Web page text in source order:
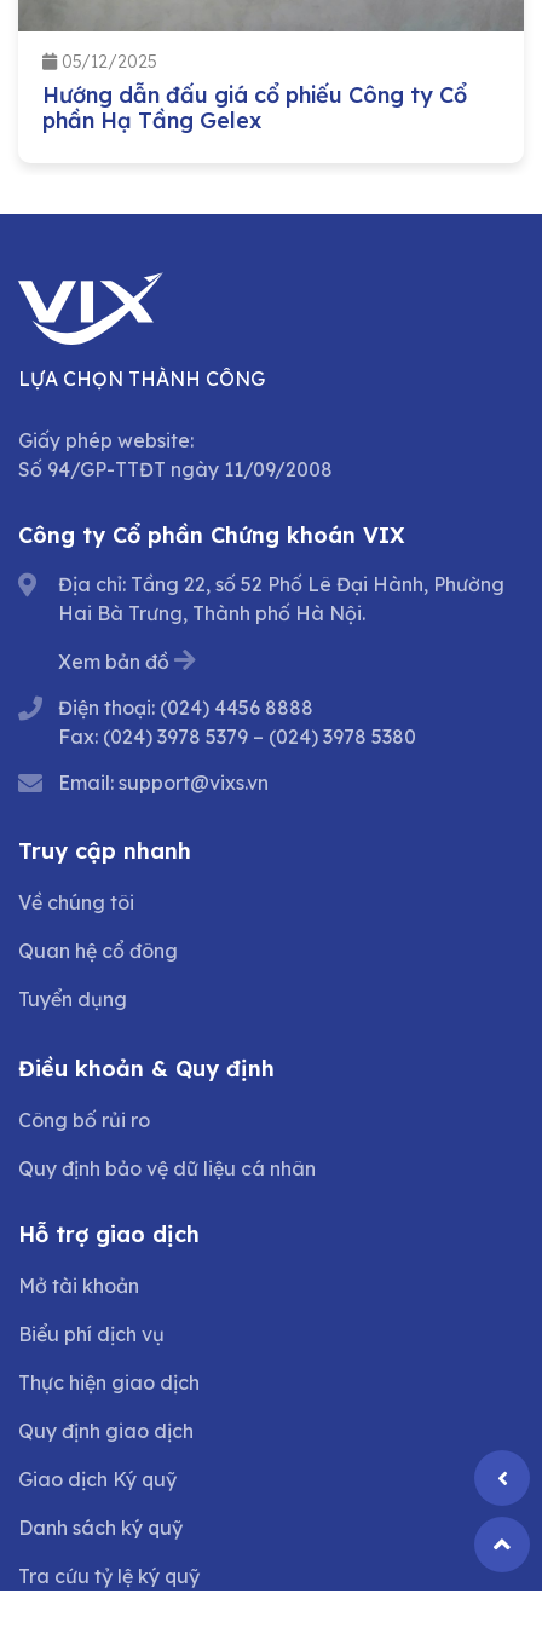
05/12/2025
Hướng dẫn đấu giá cổ phiếu Công ty Cổ
phần Hạ Tầng Gelex
LỰA CHỌN THÀNH CÔNG
Giấy phép website:
Số 94/GP-TTĐT ngày 11/09/2008
Công ty Cổ phần Chứng khoán VIX
Địa chỉ: Tầng 22, số 52 Phố Lê Đại Hành, Phường
Hai Bà Trưng, Thành phố Hà Nội.
Xem bản đồ
Điện thoại: (024) 4456 8888
Fax: (024) 3978 5379 – (024) 3978 5380
Email: support@vixs.vn
Truy cập nhanh
Về chúng tôi
Quan hệ cổ đông
Tuyển dụng
Điều khoản & Quy định
Công bố rủi ro
Quy định bảo vệ dữ liệu cá nhân
Hỗ trợ giao dịch
Mở tài khoản
Biểu phí dịch vụ
Thực hiện giao dịch
Quy định giao dịch
Giao dịch Ký quỹ
Danh sách ký quỹ
Tra cứu tỷ lệ ký quỹ